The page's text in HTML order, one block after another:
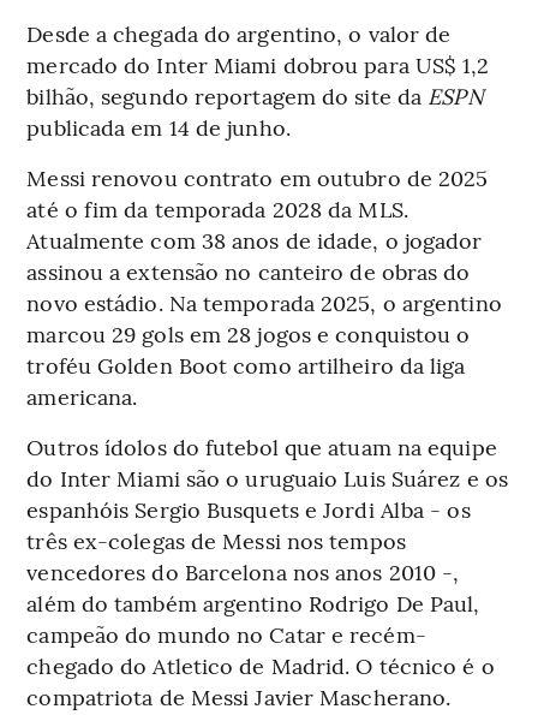
Desde a chegada do argentino, o valor de
mercado do Inter Miami dobrou para US$ 1,2
bilhão, segundo reportagem do site da ESPN
publicada em 14 de junho.
Messi renovou contrato em outubro de 2025
até o fim da temporada 2028 da MLS.
Atualmente com 38 anos de idade, o jogador
assinou a extensão no canteiro de obras do
novo estádio. Na temporada 2025, o argentino
marcou 29 gols em 28 jogos e conquistou o
troféu Golden Boot como artilheiro da liga
americana.
Outros ídolos do futebol que atuam na equipe
do Inter Miami são o uruguaio Luis Suárez e os
espanhóis Sergio Busquets e Jordi Alba - os
três ex-colegas de Messi nos tempos
vencedores do Barcelona nos anos 2010 -,
além do também argentino Rodrigo De Paul,
campeão do mundo no Catar e recém-
chegado do Atletico de Madrid. O técnico é o
compatriota de Messi Javier Mascherano.